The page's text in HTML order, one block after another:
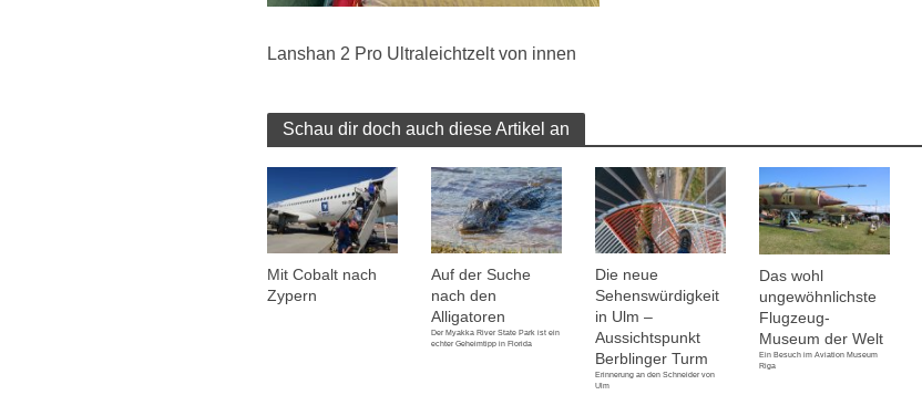
Lanshan 2 Pro Ultraleichtzelt von innen
Schau dir doch auch diese Artikel an
Mit Cobalt nach
Zypern
Auf der Suche
nach den
Alligatoren
Der Myakka River State Park ist ein
echter Geheimtipp in Florida
Die neue
Sehenswürdigkeit
in Ulm –
Aussichtspunkt
Berblinger Turm
Erinnerung an den Schneider von
Ulm
Das wohl
ungewöhnlichste
Flugzeug-
Museum der Welt
Ein Besuch im Aviation Museum
Riga